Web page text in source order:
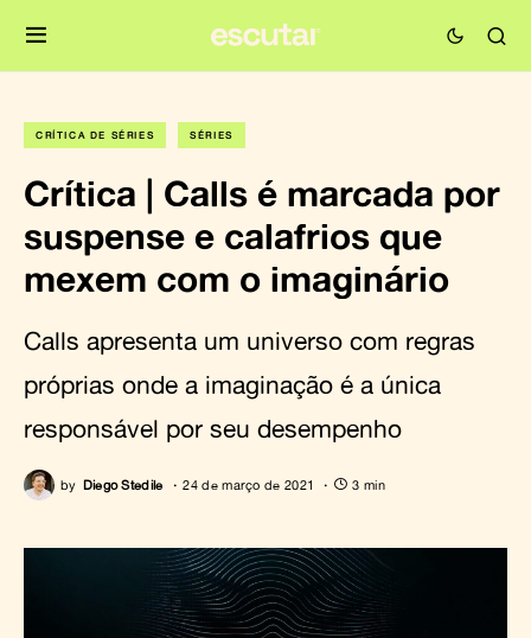
CRÍTICA DE SÉRIES SÉRIES
Crítica | Calls é marcada por
suspense e calafrios que
mexem com o imaginário
Calls apresenta um universo com regras
próprias onde a imaginação é a única
responsável por seu desempenho
by Diego Stedile 24 de março de 2021 3 min